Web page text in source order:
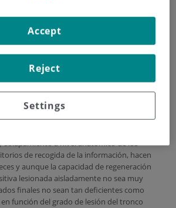
a la hora de evaluar el pronóstico final.
el proceso básico de representación cortical
integración, de forma que lo no se
o no existe o se incorpora por
cierto, en un proceso muy relacionado
cortical tiene unagran plasticidad,
una dinámica continua de reorganización de
neuronales.
solapamiento a nivel anatómico de los
de recogida de la información, hacen
y aunque la capacidad de regeneración
lesionada aisladamente no sea muy
finales no sean tan deficientes como
función del grado de lesión del tronco
Settings
Reject
Accept